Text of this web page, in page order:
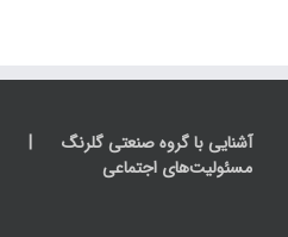
آشنایی با گروه صنعتی گلرنگ
مسئولیت‌های اجتماعی